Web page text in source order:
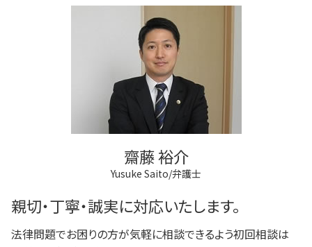
民事再生法とは 法人
成年後見制度 わかりやすく
任意後見制度 代理人
成年後見人制度 申し立て
任意後見制度とは
成年後見 デメリット
法人登記 マンション
商業登記 弁護士
三鷹市 離婚 相談
稲城市 不動産トラブル
多摩市 成年後見
狛江市 不動産トラブル
三鷹市 不動産トラブル
三鷹市 借金問題
齋藤 裕介
Yusuke Saito/弁護士
親切・丁寧・誠実に対応いたします。
法律問題でお困りの方が気軽に相談できるよう初回相談は